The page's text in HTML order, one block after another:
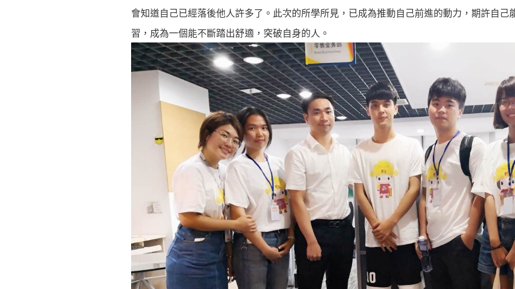
會知道自己已經落後他人許多了。此次的所學所見，已成為推動自己前進的動力，期許自己
習，成為一個能不斷踏出舒適，突破自身的人。